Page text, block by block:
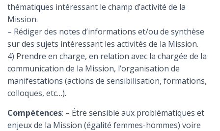
thématiques intéressant le champ d’activité de la
Mission.
– Rédiger des notes d’informations et/ou de synthèse
sur des sujets intéressant les activités de la Mission.
4) Prendre en charge, en relation avec la chargée de la
communication de la Mission, l’organisation de
manifestations (actions de sensibilisation, formations,
colloques, etc…).
Compétences: – Étre sensible aux problématiques et
enjeux de la Mission (égalité femmes-hommes) voire